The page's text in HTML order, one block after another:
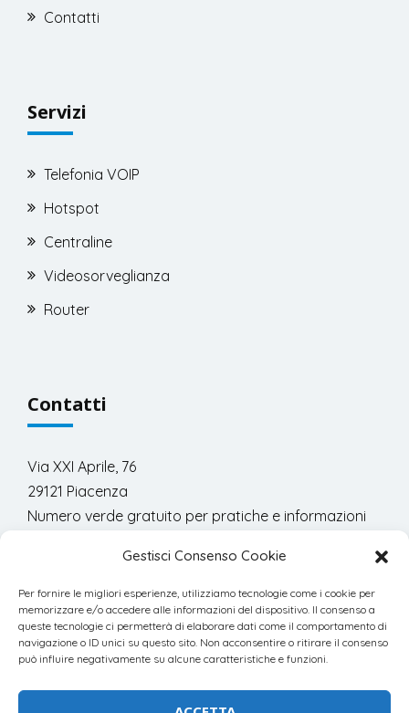
Gestisci Consenso Cookie
Per fornire le migliori esperienze, utilizziamo tecnologie come i cookie per
memorizzare e/o accedere alle informazioni del dispositivo. Il consenso a
queste tecnologie ci permetterà di elaborare dati come il comportamento di
navigazione o ID unici su questo sito. Non acconsentire o ritirare il consenso
può influire negativamente su alcune caratteristiche e funzioni.
Contatti
Servizi
Telefonia VOIP
Hotspot
Centraline
Videosorveglianza
Router
Contatti
Via XXI Aprile, 76
29121 Piacenza
Numero verde gratuito per pratiche e informazioni
800.978.300
© 2023 Progetto8 Srl | powered byBlacklemon